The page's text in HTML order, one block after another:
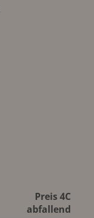
Preis 4C
abfallend